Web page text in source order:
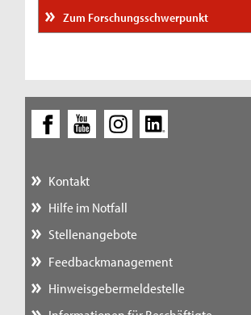
Zum Forschungsschwerpunkt
Kontakt
Hilfe im Notfall
Stellenangebote
Feedbackmanagement
Hinweisgebermeldestelle